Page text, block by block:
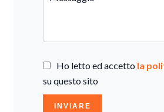
Ho letto ed accetto la
su questo sito
INVIARE